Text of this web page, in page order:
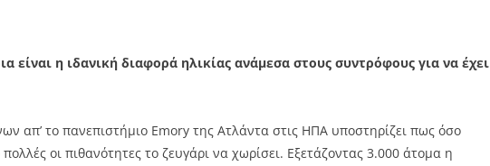
είναι η ιδανική διαφορά ηλικίας ανάμεσα στους συντρόφους για να έχει
απ’ το πανεπιστήμιο Emory της Ατλάντα στις ΗΠΑ υποστηρίζει πως όσο
οι πιθανότητες το ζευγάρι να χωρίσει. Εξετάζοντας 3.000 άτομα η